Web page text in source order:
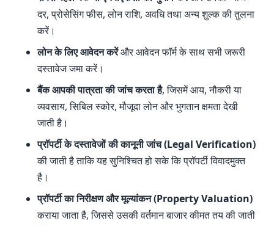
दर, प्रोसेसिंग फीस, लोन राशि, अवधि तथा अन्य शुल्क की तुलना
करें।
लोन के लिए आवेदन करेंऔर आवेदन फॉर्म के साथ सभी जरूरी
दस्तावेज जमा करें।
बैंक आपकी पात्रता की जांच करता है, जिसमें आय, नौकरी या
व्यवसाय, सिबिल स्कोर, मौजूदा लोन और भुगतान क्षमता देखी
जाती है।
प्रॉपर्टी के दस्तावेजों की कानूनी जांच (Legal Verification)
की जाती है ताकि यह सुनिश्चित हो सके कि प्रॉपर्टी विवादमुक्त
है।
प्रॉपर्टी का निरीक्षण और मूल्यांकन (Property Valuation)
कराया जाता है, जिससे उसकी वर्तमान बाजार कीमत तय की जाती